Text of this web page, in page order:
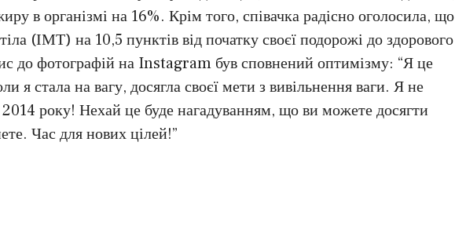
в організмі на 16%. Крім того, співачка радісно оголосила, що
(ІМТ) на 10,5 пунктів від початку своєї подорожі до здорового
до фотографій на Instagram був сповнений оптимізму: “Я це
я стала на вагу, досягла своєї мети з вивільнення ваги. Я не
2014 року! Нехай це буде нагадуванням, що ви можете досягти
Час для нових цілей!”